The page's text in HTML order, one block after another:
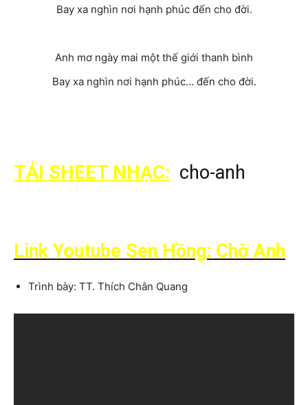
Bay xa nghìn nơi hạnh phúc đến cho đời.
Anh mơ ngày mai một thế giới thanh bình
Bay xa nghìn nơi hạnh phúc… đến cho đời.
TẢI SHEET NHẠC: cho-anh
Link Youtube Sen Hồng: Chờ Anh
Trình bày: TT. Thích Chân Quang